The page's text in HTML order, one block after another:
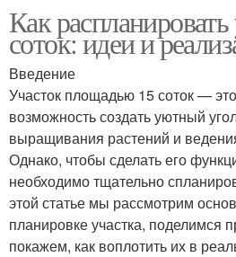
Как
соток: идеи и
Введение
Участок площадью 15 соток —
возможность создать уютный
выращивания растений и
Однако, чтобы сделать его
необходимо тщательно
этой статье мы рассмотрим
планировке участка, поделимся
покажем, как воплотить их в